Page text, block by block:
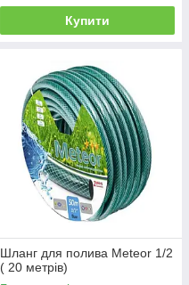
Купити
Шланг для полива Meteor 1/2
( 20 метрів)